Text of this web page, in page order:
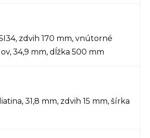
zdvih 170 mm, vnútorné
34,9 mm, dĺžka 500 mm
31,8 mm, zdvih 15 mm, šírka